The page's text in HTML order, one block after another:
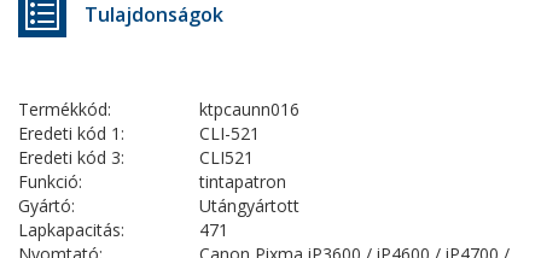
Tulajdonságok
Termékkód:
ktpcaunn016
Eredeti kód 1:
CLI-521
Eredeti kód 3:
CLI521
Funkció:
tintapatron
Gyártó:
Utángyártott
Lapkapacitás:
471